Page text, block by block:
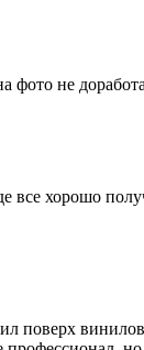
фото не
все хорошо
поверх